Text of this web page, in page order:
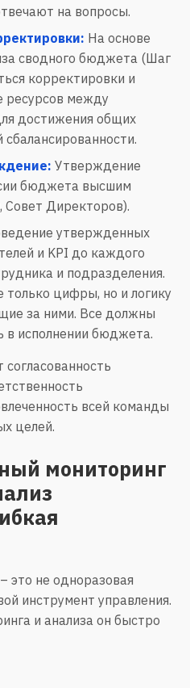
на вопросы.
На основе
сводного бюджета (Шаг
корректировки и
ресурсов между
достижения общих
Утверждение
бюджета высшим
Совет Директоров).
утвержденных
и KPI до каждого
и подразделения.
только цифры, но и логику
за ними. Все должны
в исполнении бюджета.
согласованность
всей команды
целей.
мониторинг
это не одноразовая
инструмент управления.
и анализа он быстро